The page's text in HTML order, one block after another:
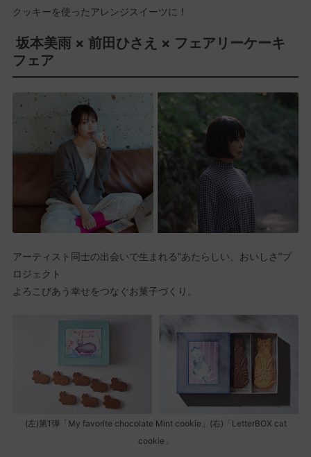
クッキーを使ったアレンジスイーツに！
坂本美雨 × 前田ひさえ × フェアリーケーキ
フェア
アーティスト同士の出会いで生まれる“あたらしい、おいしさ”プ
ロジェクト
よろこびあう幸せをつなぐお菓子づくり。
(左)第1弾「My favorite chocolate Mint cookie」(右)「LetterBOX cat
cookie」